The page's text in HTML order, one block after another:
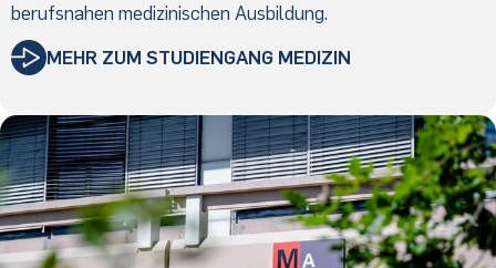
berufsnahen medizinischen Ausbildung.
MEHR ZUM STUDIENGANG MEDIZIN